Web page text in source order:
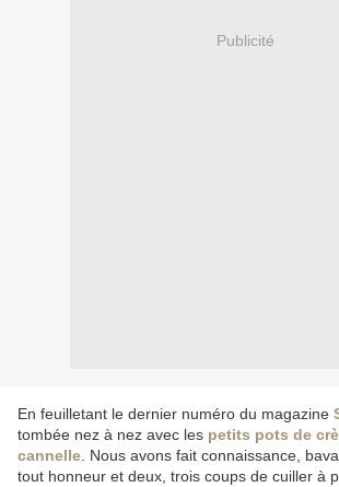
Publicité
En feuilletant le dernier numéro du magazine
tombée nez à nez avec les petits pots de
cannelle . Nous avons fait connaissance,
tout honneur et deux, trois coups de cuiller à